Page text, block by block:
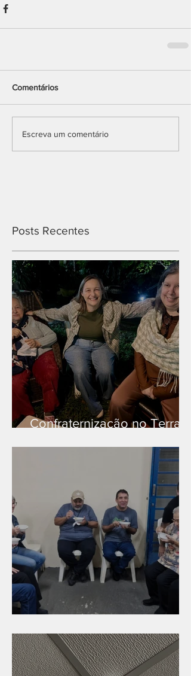
Comentários
Escreva um comentário
Posts Recentes
Confraternização no Terra